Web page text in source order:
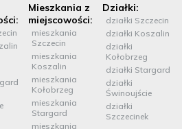
Mieszkania z
miejscowości:
mieszkania
Szczecin
mieszkania
Koszalin
mieszkania
Kołobrzeg
mieszkania
Stargard
mieszkania
Działki:
działki Szczecin
działki Koszalin
działki
Kołobrzeg
działki Stargard
działki
Świnoujście
działki
Szczecinek